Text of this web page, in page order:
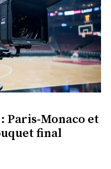
Paris-Monaco et
final